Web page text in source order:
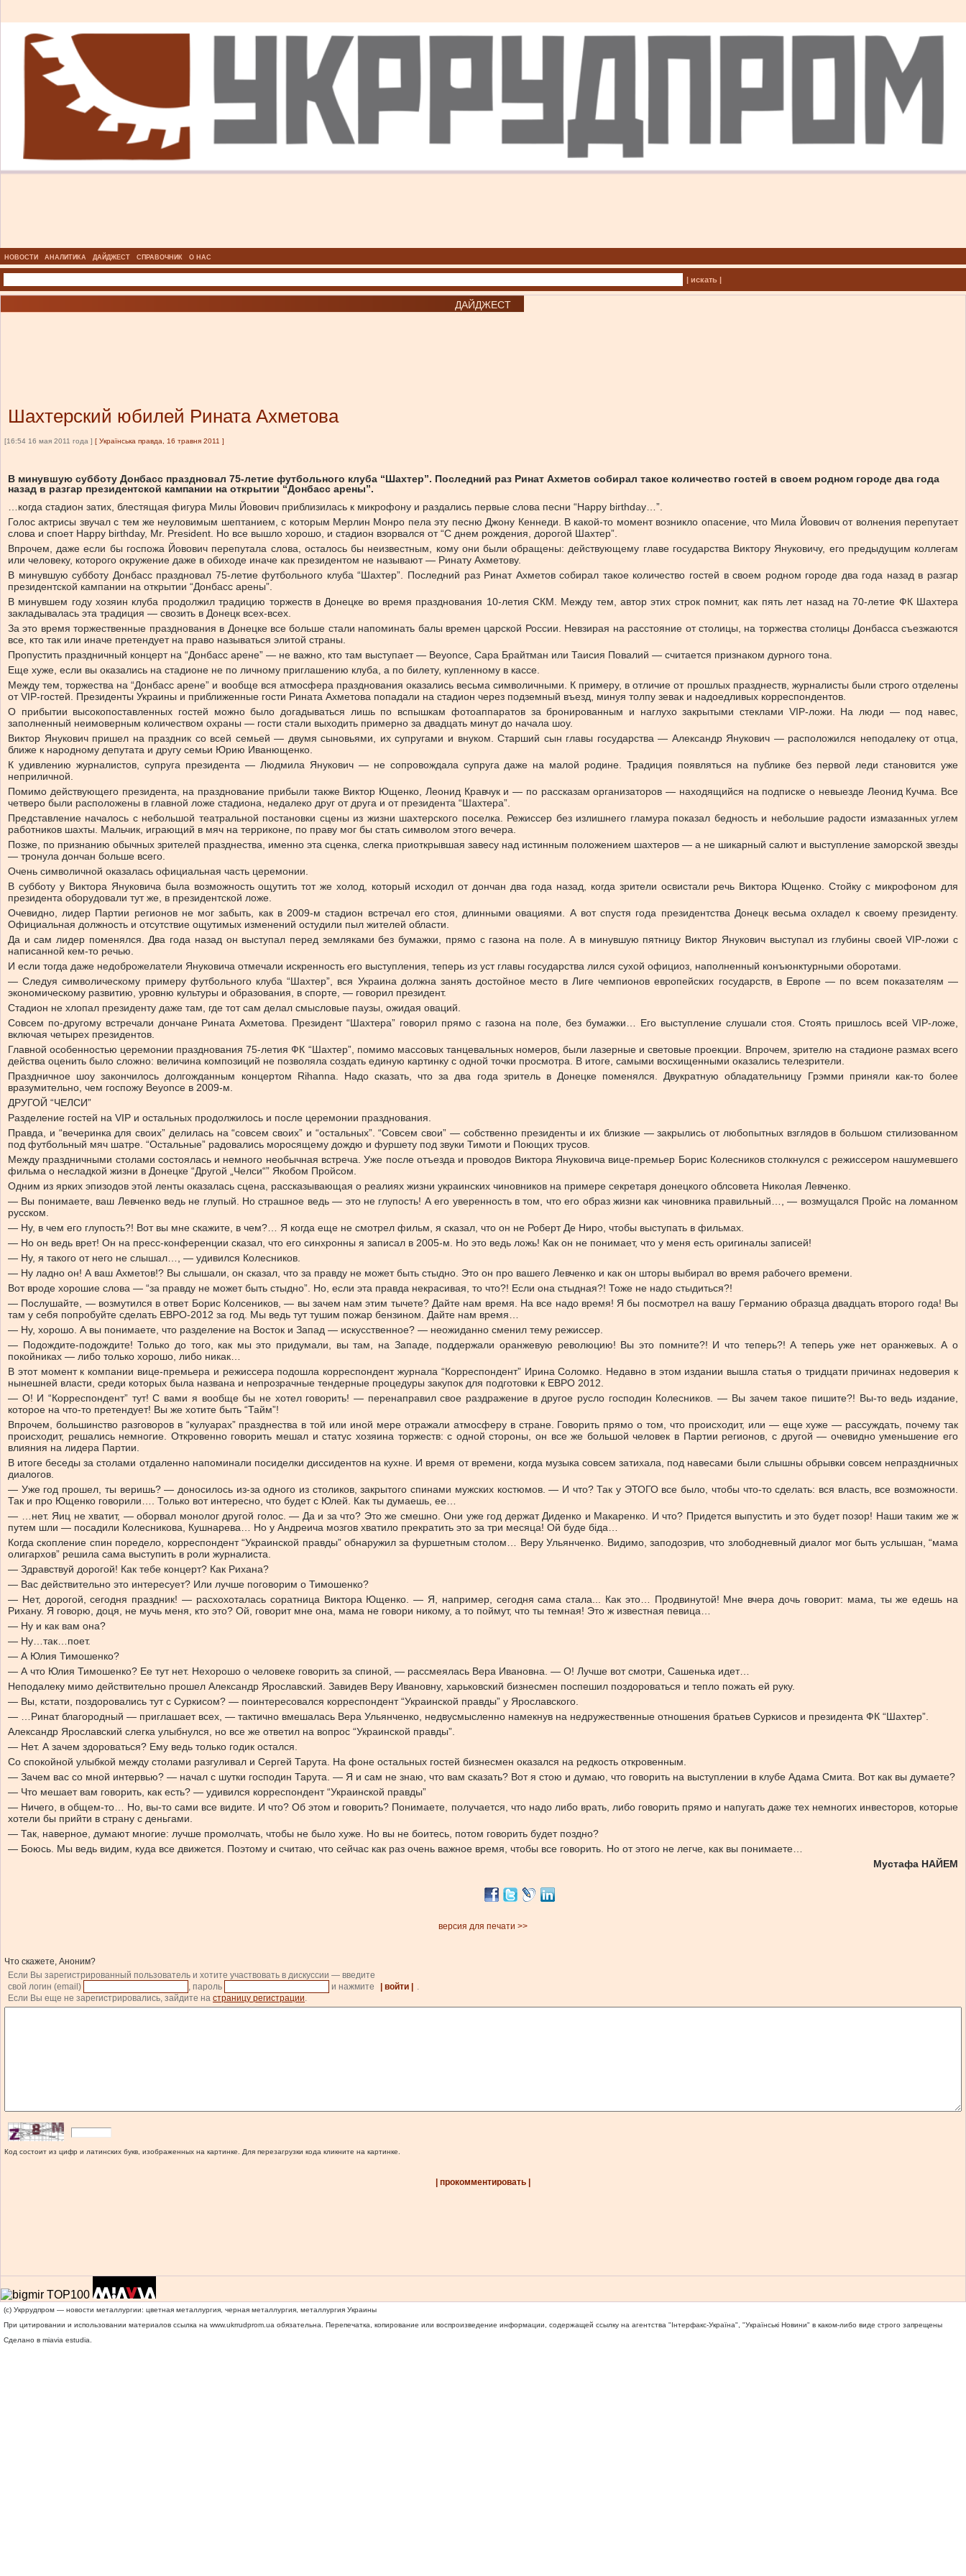
НОВОСТИ АНАЛИТИКА ДАЙДЖЕСТ СПРАВОЧНИК О НАС
| искать |
ДАЙДЖЕСТ
Шахтерский юбилей Рината Ахметова
[16:54 16 мая 2011 года ] [ Українська правда, 16 травня 2011 ]
В минувшую субботу Донбасс праздновал 75-летие футбольного клуба “Шахтер”. Последний раз Ринат Ахметов собирал такое количество гостей в своем родном городе два года
назад в разгар президентской кампании на открытии “Донбасс арены”.
…когда стадион затих, блестящая фигура Милы Йовович приблизилась к микрофону и раздались первые слова песни “Happy birthday…”.
Голос актрисы звучал с тем же неуловимым шептанием, с которым Мерлин Монро пела эту песню Джону Кеннеди. В какой-то момент возникло опасение, что Мила Йовович от волнения перепутает
слова и споет Happy birthday, Mr. President. Но все вышло хорошо, и стадион взорвался от “С днем рождения, дорогой Шахтер”.
Впрочем, даже если бы госпожа Йовович перепутала слова, осталось бы неизвестным, кому они были обращены: действующему главе государства Виктору Януковичу, его предыдущим коллегам
или человеку, которого окружение даже в обиходе иначе как президентом не называют — Ринату Ахметову.
В минувшую субботу Донбасс праздновал 75-летие футбольного клуба “Шахтер”. Последний раз Ринат Ахметов собирал такое количество гостей в своем родном городе два года назад в разгар
президентской кампании на открытии “Донбасс арены”.
В минувшем году хозяин клуба продолжил традицию торжеств в Донецке во время празднования 10-летия СКМ. Между тем, автор этих строк помнит, как пять лет назад на 70-летие ФК Шахтера
закладывалась эта традиция — свозить в Донецк всех-всех.
За это время торжественные празднования в Донецке все больше стали напоминать балы времен царской России. Невзирая на расстояние от столицы, на торжества столицы Донбасса съезжаются
все, кто так или иначе претендует на право называться элитой страны.
Пропустить праздничный концерт на “Донбасс арене” — не важно, кто там выступает — Beyonce, Сара Брайтман или Таисия Повалий — считается признаком дурного тона.
Еще хуже, если вы оказались на стадионе не по личному приглашению клуба, а по билету, купленному в кассе.
Между тем, торжества на “Донбасс арене” и вообще вся атмосфера празднования оказались весьма символичными. К примеру, в отличие от прошлых празднеств, журналисты были строго отделены
от VIP-гостей. Президенты Украины и приближенные гости Рината Ахметова попадали на стадион через подземный въезд, минуя толпу зевак и надоедливых корреспондентов.
О прибытии высокопоставленных гостей можно было догадываться лишь по вспышкам фотоаппаратов за бронированным и наглухо закрытыми стеклами VIP-ложи. На люди — под навес,
заполненный неимоверным количеством охраны — гости стали выходить примерно за двадцать минут до начала шоу.
Виктор Янукович пришел на праздник со всей семьей — двумя сыновьями, их супругами и внуком. Старший сын главы государства — Александр Янукович — расположился неподалеку от отца,
ближе к народному депутата и другу семьи Юрию Иванющенко.
К удивлению журналистов, супруга президента — Людмила Янукович — не сопровождала супруга даже на малой родине. Традиция появляться на публике без первой леди становится уже
неприличной.
Помимо действующего президента, на празднование прибыли также Виктор Ющенко, Леонид Кравчук и — по рассказам организаторов — находящийся на подписке о невыезде Леонид Кучма. Все
четверо были расположены в главной ложе стадиона, недалеко друг от друга и от президента “Шахтера”.
Представление началось с небольшой театральной постановки сцены из жизни шахтерского поселка. Режиссер без излишнего гламура показал бедность и небольшие радости измазанных углем
работников шахты. Мальчик, играющий в мяч на терриконе, по праву мог бы стать символом этого вечера.
Позже, по признанию обычных зрителей празднества, именно эта сценка, слегка приоткрывшая завесу над истинным положением шахтеров — а не шикарный салют и выступление заморской звезды
— тронула дончан больше всего.
Очень символичной оказалась официальная часть церемонии.
В субботу у Виктора Януковича была возможность ощутить тот же холод, который исходил от дончан два года назад, когда зрители освистали речь Виктора Ющенко. Стойку с микрофоном для
президента оборудовали тут же, в президентской ложе.
Очевидно, лидер Партии регионов не мог забыть, как в 2009-м стадион встречал его стоя, длинными овациями. А вот спустя года президентства Донецк весьма охладел к своему президенту.
Официальная должность и отсутствие ощутимых изменений остудили пыл жителей области.
Да и сам лидер поменялся. Два года назад он выступал перед земляками без бумажки, прямо с газона на поле. А в минувшую пятницу Виктор Янукович выступал из глубины своей VIP-ложи с
написанной кем-то речью.
И если тогда даже недоброжелатели Януковича отмечали искренность его выступления, теперь из уст главы государства лился сухой официоз, наполненный конъюнктурными оборотами.
— Следуя символическому примеру футбольного клуба “Шахтер”, вся Украина должна занять достойное место в Лиге чемпионов европейских государств, в Европе — по всем показателям —
экономическому развитию, уровню культуры и образования, в спорте, — говорил президент.
Стадион не хлопал президенту даже там, где тот сам делал смысловые паузы, ожидая оваций.
Совсем по-другому встречали дончане Рината Ахметова. Президент “Шахтера” говорил прямо с газона на поле, без бумажки… Его выступление слушали стоя. Стоять пришлось всей VIP-ложе,
включая четырех президентов.
Главной особенностью церемонии празднования 75-летия ФК “Шахтер”, помимо массовых танцевальных номеров, были лазерные и световые проекции. Впрочем, зрителю на стадионе размах всего
действа оценить было сложно: величина композиций не позволяла создать единую картинку с одной точки просмотра. В итоге, самыми восхищенными оказались телезрители.
Праздничное шоу закончилось долгожданным концертом Rihanna. Надо сказать, что за два года зритель в Донецке поменялся. Двукратную обладательницу Грэмми приняли как-то более
вразумительно, чем госпожу Beyonce в 2009-м.
ДРУГОЙ “ЧЕЛСИ”
Разделение гостей на VIP и остальных продолжилось и после церемонии празднования.
Правда, и “вечеринка для своих” делилась на “совсем своих” и “остальных”. “Совсем свои” — собственно президенты и их близкие — закрылись от любопытных взглядов в большом стилизованном
под футбольный мяч шатре. “Остальные” радовались моросящему дождю и фуршету под звуки Тимоти и Поющих трусов.
Между праздничными столами состоялась и немного необычная встреча. Уже после отъезда и проводов Виктора Януковича вице-премьер Борис Колесников столкнулся с режиссером нашумевшего
фильма о несладкой жизни в Донецке “Другой „Челси“” Якобом Пройсом.
Одним из ярких эпизодов этой ленты оказалась сцена, рассказывающая о реалиях жизни украинских чиновников на примере секретаря донецкого облсовета Николая Левченко.
— Вы понимаете, ваш Левченко ведь не глупый. Но страшное ведь — это не глупость! А его уверенность в том, что его образ жизни как чиновника правильный…, — возмущался Пройс на ломанном
русском.
— Ну, в чем его глупость?! Вот вы мне скажите, в чем?… Я когда еще не смотрел фильм, я сказал, что он не Роберт Де Ниро, чтобы выступать в фильмах.
— Но он ведь врет! Он на пресс-конференции сказал, что его синхронны я записал в 2005-м. Но это ведь ложь! Как он не понимает, что у меня есть оригиналы записей!
— Ну, я такого от него не слышал…, — удивился Колесников.
— Ну ладно он! А ваш Ахметов!? Вы слышали, он сказал, что за правду не может быть стыдно. Это он про вашего Левченко и как он шторы выбирал во время рабочего времени.
Вот вроде хорошие слова — “за правду не может быть стыдно”. Но, если эта правда некрасивая, то что?! Если она стыдная?! Тоже не надо стыдиться?!
— Послушайте, — возмутился в ответ Борис Колсеников, — вы зачем нам этим тычете? Дайте нам время. На все надо время! Я бы посмотрел на вашу Германию образца двадцать второго года! Вы
там у себя попробуйте сделать ЕВРО-2012 за год. Мы ведь тут тушим пожар бензином. Дайте нам время…
— Ну, хорошо. А вы понимаете, что разделение на Восток и Запад — искусственное? — неожиданно сменил тему режиссер.
— Подождите-подождите! Только до того, как мы это придумали, вы там, на Западе, поддержали оранжевую революцию! Вы это помните?! И что теперь?! А теперь уже нет оранжевых. А о
покойниках — либо только хорошо, либо никак…
В этот момент к компании вице-премьера и режиссера подошла корреспондент журнала “Корреспондент” Ирина Соломко. Недавно в этом издании вышла статья о тридцати причинах недоверия к
нынешней власти, среди которых была названа и непрозрачные тендерные процедуры закупок для подготовки к ЕВРО 2012.
— О! И “Корреспондент” тут! С вами я вообще бы не хотел говорить! — перенаправил свое раздражение в другое русло господин Колесников. — Вы зачем такое пишите?! Вы-то ведь издание,
которое на что-то претендует! Вы же хотите быть “Тайм”!
Впрочем, большинство разговоров в “кулуарах” празднества в той или иной мере отражали атмосферу в стране. Говорить прямо о том, что происходит, или — еще хуже — рассуждать, почему так
происходит, решались немногие. Откровенно говорить мешал и статус хозяина торжеств: с одной стороны, он все же большой человек в Партии регионов, с другой — очевидно уменьшение его
влияния на лидера Партии.
В итоге беседы за столами отдаленно напоминали посиделки диссидентов на кухне. И время от времени, когда музыка совсем затихала, под навесами были слышны обрывки совсем непраздничных
диалогов.
— Уже год прошел, ты веришь? — доносилось из-за одного из столиков, закрытого спинами мужских костюмов. — И что? Так у ЭТОГО все было, чтобы что-то сделать: вся власть, все возможности.
Так и про Ющенко говорили…. Только вот интересно, что будет с Юлей. Как ты думаешь, ее…
— …нет. Яиц не хватит, — оборвал монолог другой голос. — Да и за что? Это же смешно. Они уже год держат Диденко и Макаренко. И что? Придется выпустить и это будет позор! Наши таким же ж
путем шли — посадили Колесникова, Кушнарева… Но у Андреича мозгов хватило прекратить это за три месяца! Ой буде біда…
Когда скопление спин поредело, корреспондент “Украинской правды” обнаружил за фуршетным столом… Веру Ульянченко. Видимо, заподозрив, что злободневный диалог мог быть услышан, “мама
олигархов” решила сама выступить в роли журналиста.
— Здравствуй дорогой! Как тебе концерт? Как Рихана?
— Вас действительно это интересует? Или лучше поговорим о Тимошенко?
— Нет, дорогой, сегодня праздник! — расхохоталась соратница Виктора Ющенко. — Я, например, сегодня сама стала... Как это… Продвинутой! Мне вчера дочь говорит: мама, ты же едешь на
Рихану. Я говорю, доця, не мучь меня, кто это? Ой, говорит мне она, мама не говори никому, а то поймут, что ты темная! Это ж известная певица…
— Ну и как вам она?
— Ну…так…поет.
— А Юлия Тимошенко?
— А что Юлия Тимошенко? Ее тут нет. Нехорошо о человеке говорить за спиной, — рассмеялась Вера Ивановна. — О! Лучше вот смотри, Сашенька идет…
Неподалеку мимо действительно прошел Александр Ярославский. Завидев Веру Ивановну, харьковский бизнесмен поспешил поздороваться и тепло пожать ей руку.
— Вы, кстати, поздоровались тут с Суркисом? — поинтересовался корреспондент “Украинской правды” у Ярославского.
— …Ринат благородный — приглашает всех, — тактично вмешалась Вера Ульянченко, недвусмысленно намекнув на недружественные отношения братьев Суркисов и президента ФК “Шахтер”.
Александр Ярославский слегка улыбнулся, но все же ответил на вопрос “Украинской правды”.
— Нет. А зачем здороваться? Ему ведь только годик остался.
Со спокойной улыбкой между столами разгуливал и Сергей Тарута. На фоне остальных гостей бизнесмен оказался на редкость откровенным.
— Зачем вас со мной интервью? — начал с шутки господин Тарута. — Я и сам не знаю, что вам сказать? Вот я стою и думаю, что говорить на выступлении в клубе Адама Смита. Вот как вы думаете?
— Что мешает вам говорить, как есть? — удивился корреспондент “Украинской правды”
— Ничего, в общем-то… Но, вы-то сами все видите. И что? Об этом и говорить? Понимаете, получается, что надо либо врать, либо говорить прямо и напугать даже тех немногих инвесторов, которые
хотели бы прийти в страну с деньгами.
— Так, наверное, думают многие: лучше промолчать, чтобы не было хуже. Но вы не боитесь, потом говорить будет поздно?
— Боюсь. Мы ведь видим, куда все движется. Поэтому и считаю, что сейчас как раз очень важное время, чтобы все говорить. Но от этого не легче, как вы понимаете…
Мустафа НАЙЕМ
версия для печати >>
Что скажете, Аноним?
Если Вы зарегистрированный пользователь и хотите участвовать в дискуссии — введите
свой логин (email)
, пароль и нажмите | войти |
.
Если Вы еще не зарегистрировались, зайдите на страницу регистрации.
Код состоит из цифр и латинских букв, изображенных на картинке. Для перезагрузки кода кликните на картинке.
| прокомментировать |
(c) Укррудпром — новости металлургии: цветная металлургия, черная металлургия, металлургия Украины
При цитировании и использовании материалов ссылка на www.ukrrudprom.ua обязательна. Перепечатка, копирование или воспроизведение информации, содержащей ссылку на агентства "Iнтерфакс-Україна", "Українськi Новини" в каком-либо виде строго запрещены
Сделано в miavia estudia.